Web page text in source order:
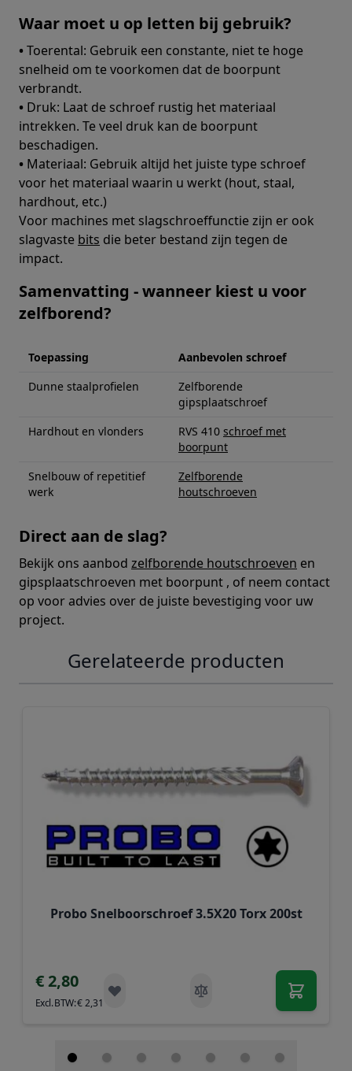
Waar moet u op letten bij gebruik?
•Toerental: Gebruik een constante, niet te hoge
snelheid om te voorkomen dat de boorpunt
verbrandt.
• Druk: Laat de schroef rustig het materiaal
intrekken. Te veel druk kan de boorpunt
beschadigen.
• Materiaal: Gebruik altijd het juiste type schroef
voor het materiaal waarin u werkt (hout, staal,
hardhout, etc.)
Voor machines met slagschroeffunctie zijn er ook
slagvaste bits die beter bestand zijn tegen de
impact.
Samenvatting - wanneer kiest u voor
zelfborend?
Toepassing
Aanbevolen schroef
Dunne staalprofielen
Zelfborende
gipsplaatschroef
Hardhout en vlonders
RVS 410 schroef met
boorpunt
Snelbouw of repetitief
werk
Zelfborende
houtschroeven
Direct aan de slag?
Bekijk ons aanbod zelfborende houtschroeven en
gipsplaatschroeven met boorpunt , of neem contact
op voor advies over de juiste bevestiging voor uw
project.
Gerelateerde producten
Probo Snelboorschroef 3.5X20 Torx 200st
€ 2,80
€ 2,31